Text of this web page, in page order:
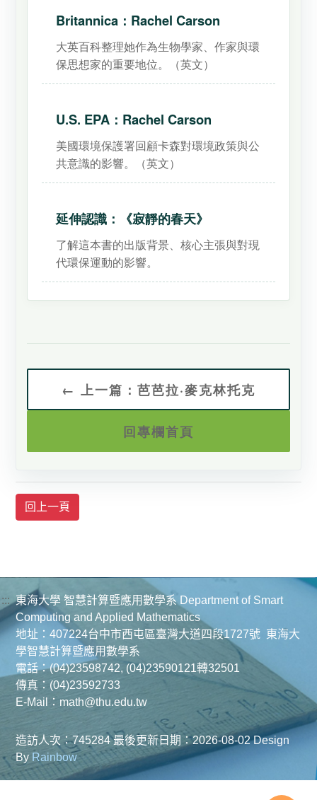
Britannica：Rachel Carson
大英百科整理她作為生物學家、作家與環
保思想家的重要地位。（英文）
U.S. EPA：Rachel Carson
美國環境保護署回顧卡森對環境政策與公
共意識的影響。（英文）
延伸認識：《寂靜的春天》
了解這本書的出版背景、核心主張與對現
代環保運動的影響。
← 上一篇：芭芭拉·麥克林托克
回專欄首頁
::: 東海大學 智慧計算暨應用數學系 Department of Smart
Computing and Applied Mathematics
地址：407224台中市西屯區臺灣大道四段1727號 東海大
學智慧計算暨應用數學系
電話：(04)23598742, (04)23590121轉32501
傳真：(04)23592733
E-Mail：math@thu.edu.tw
造訪人次：745284 最後更新日期：2026-08-02 Design
By Rainbow